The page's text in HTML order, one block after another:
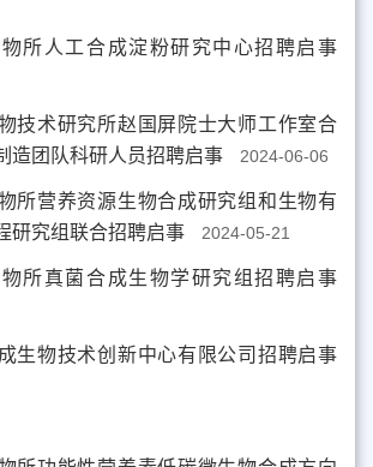
所人工合成淀粉研究中心招聘启事
技术研究所赵国屏院士大师工作室合
造团队科研人员招聘启事
2024-06-06
所营养资源生物合成研究组和生物有
研究组联合招聘启事
2024-05-21
所真菌合成生物学研究组招聘启事
生物技术创新中心有限公司招聘启事